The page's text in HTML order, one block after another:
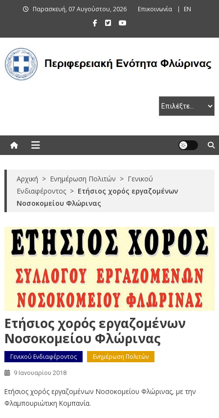
Παρασκευή, 07 Αυγούστου, 2026 Επικοινωνία EN
Αρχική > Ενημέρωση Πολιτών > Γενικού
Ενδιαφέροντος > Ετήσιος χορός εργαζομένων
Νοσοκομείου Φλώρινας
Ετήσιος χορός εργαζομένων
Νοσοκομείου Φλώρινας
Γενικού Ενδιαφέροντος Ενημέρωση Πολιτών
9 Ιανουαρίου 2018
Ετήσιος χορός εργαζομένων Νοσοκομείου Φλώρινας, με την
Φλαμπουριώτικη Κομπανία.